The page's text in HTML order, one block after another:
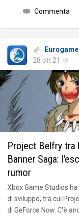
Commenta
28 ott 21
Project Belfry tra
Banner Saga:
rumor
Xbox Game Studios
di sviluppo, tra cui
di GeForce Now. C'è